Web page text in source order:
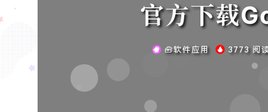
官方下载
🧰软件应用 3773 阅